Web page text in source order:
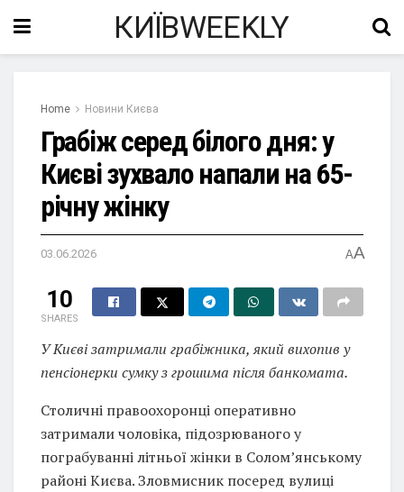
КИЇВWEEKLY
Home Новини Києва
Грабіж серед білого дня: у
Києві зухвало напали на 65-
річну жінку
03.06.2026 AA
10
SHARES
У Києві затримали грабіжника, який вихопив у
пенсіонерки сумку з грошима після банкомата.
Столичні правоохоронці оперативно
затримали чоловіка, підозрюваного у
пограбуванні літньої жінки в Солом’янському
районі Києва. Зловмисник посеред вулиці